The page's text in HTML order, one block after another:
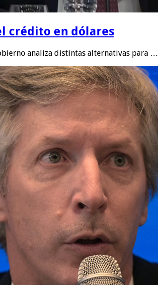
crédito en dólares
analiza distintas alternativas para …